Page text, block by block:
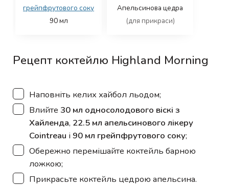
грейпфрутового соку
90мл
Апельсинова цедра
(для прикраси)
Рецепт коктейлю Highland Morning
▢
Наповніть келих хайбол льодом;
▢
Влийте 30 мл односолодового віскі з
Хайленда, 22.5 мл апельсинового лікеру
Cointreau і 90 мл грейпфрутового соку;
▢
Обережно перемішайте коктейль барною
ложкою;
▢
Прикрасьте коктейль цедрою апельсина.